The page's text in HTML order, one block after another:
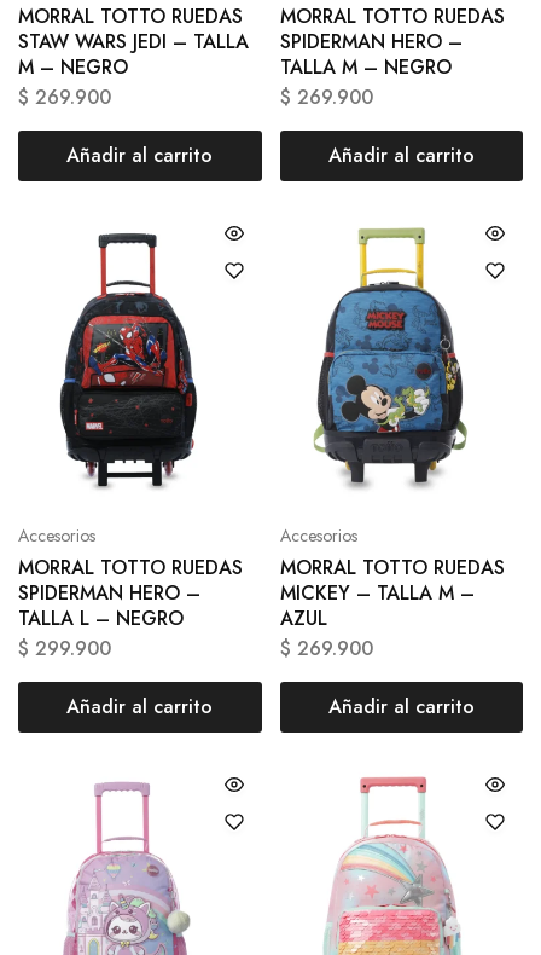
MORRAL TOTTO RUEDAS
STAW WARS JEDI – TALLA
M – NEGRO
$ 269.900
Añadir al carrito
MORRAL TOTTO RUEDAS
SPIDERMAN HERO –
TALLA M – NEGRO
$ 269.900
Añadir al carrito
Accesorios
MORRAL TOTTO RUEDAS
SPIDERMAN HERO –
TALLA L – NEGRO
$ 299.900
Añadir al carrito
Accesorios
MORRAL TOTTO RUEDAS
MICKEY – TALLA M –
AZUL
$ 269.900
Añadir al carrito